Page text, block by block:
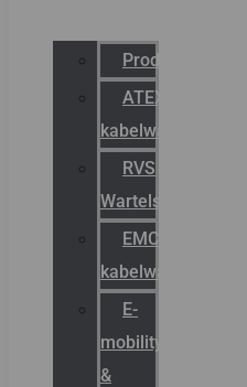
ATEX
kabelwartels
RVS
Wartels
EMC
kabelwartels
E-
mobility
&